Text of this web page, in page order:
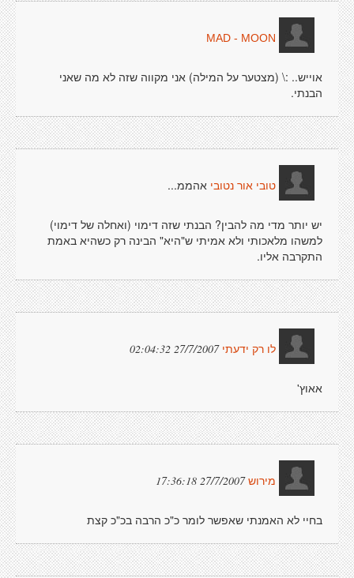
MAD - MOON
אוייש.. :\ (מצטער על המילה) אני מקווה שזה לא מה שאני
הבנתי.
טובי אור נטובי אהממ...
יש יותר מדי מה להבין? הבנתי שזה דימוי (ואחלה של דימוי)
למשהו מלאכותי ולא אמיתי ש"היא" הבינה רק כשהיא באמת
התקרבה אליו.
לו רק ידעתי27/7/2007 02:04:32
אאוץ'
מירוש27/7/2007 17:36:18
בחיי לא האמנתי שאפשר לומר כ"כ הרבה בכ"כ קצת